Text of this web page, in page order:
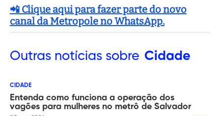
📲 Clique aqui para fazer parte do novo
canal da Metropole no WhatsApp.
Outras notícias sobre Cidade
CIDADE
Entenda como funciona a operação dos
vagões para mulheres no metrô de Salvador